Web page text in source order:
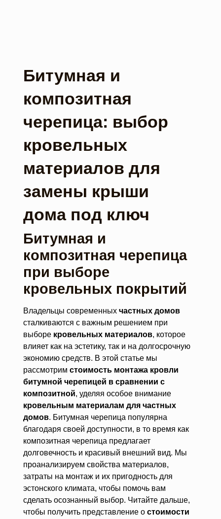
Битумная и
композитная
черепица: выбор
кровельных
материалов для
замены крыши
дома под ключ
Битумная и
композитная черепица
при выборе
кровельных покрытий
Владельцы современных частных домов
сталкиваются с важным решением при
выборе кровельных материалов, которое
влияет как на эстетику, так и на долгосрочную
экономию средств. В этой статье мы
рассмотрим стоимость монтажа кровли
битумной черепицей в сравнении с
композитной, уделяя особое внимание
кровельным материалам для частных
домов. Битумная черепица популярна
благодаря своей доступности, в то время как
композитная черепица предлагает
долговечность и красивый внешний вид. Мы
проанализируем свойства материалов,
затраты на монтаж и их пригодность для
эстонского климата, чтобы помочь вам
сделать осознанный выбор. Читайте дальше,
чтобы получить представление о стоимости